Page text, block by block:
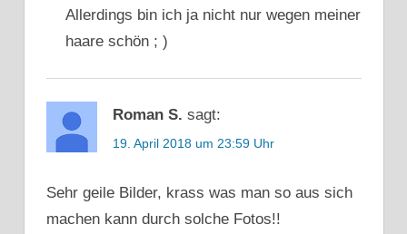
Allerdings bin ich ja nicht nur wegen meiner
haare schön ; )
Roman S. sagt:
19. April 2018 um 23:59 Uhr
Sehr geile Bilder, krass was man so aus sich
machen kann durch solche Fotos!!